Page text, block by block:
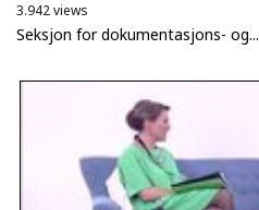
3.942 views
Seksjon for dokumentasjons- og...